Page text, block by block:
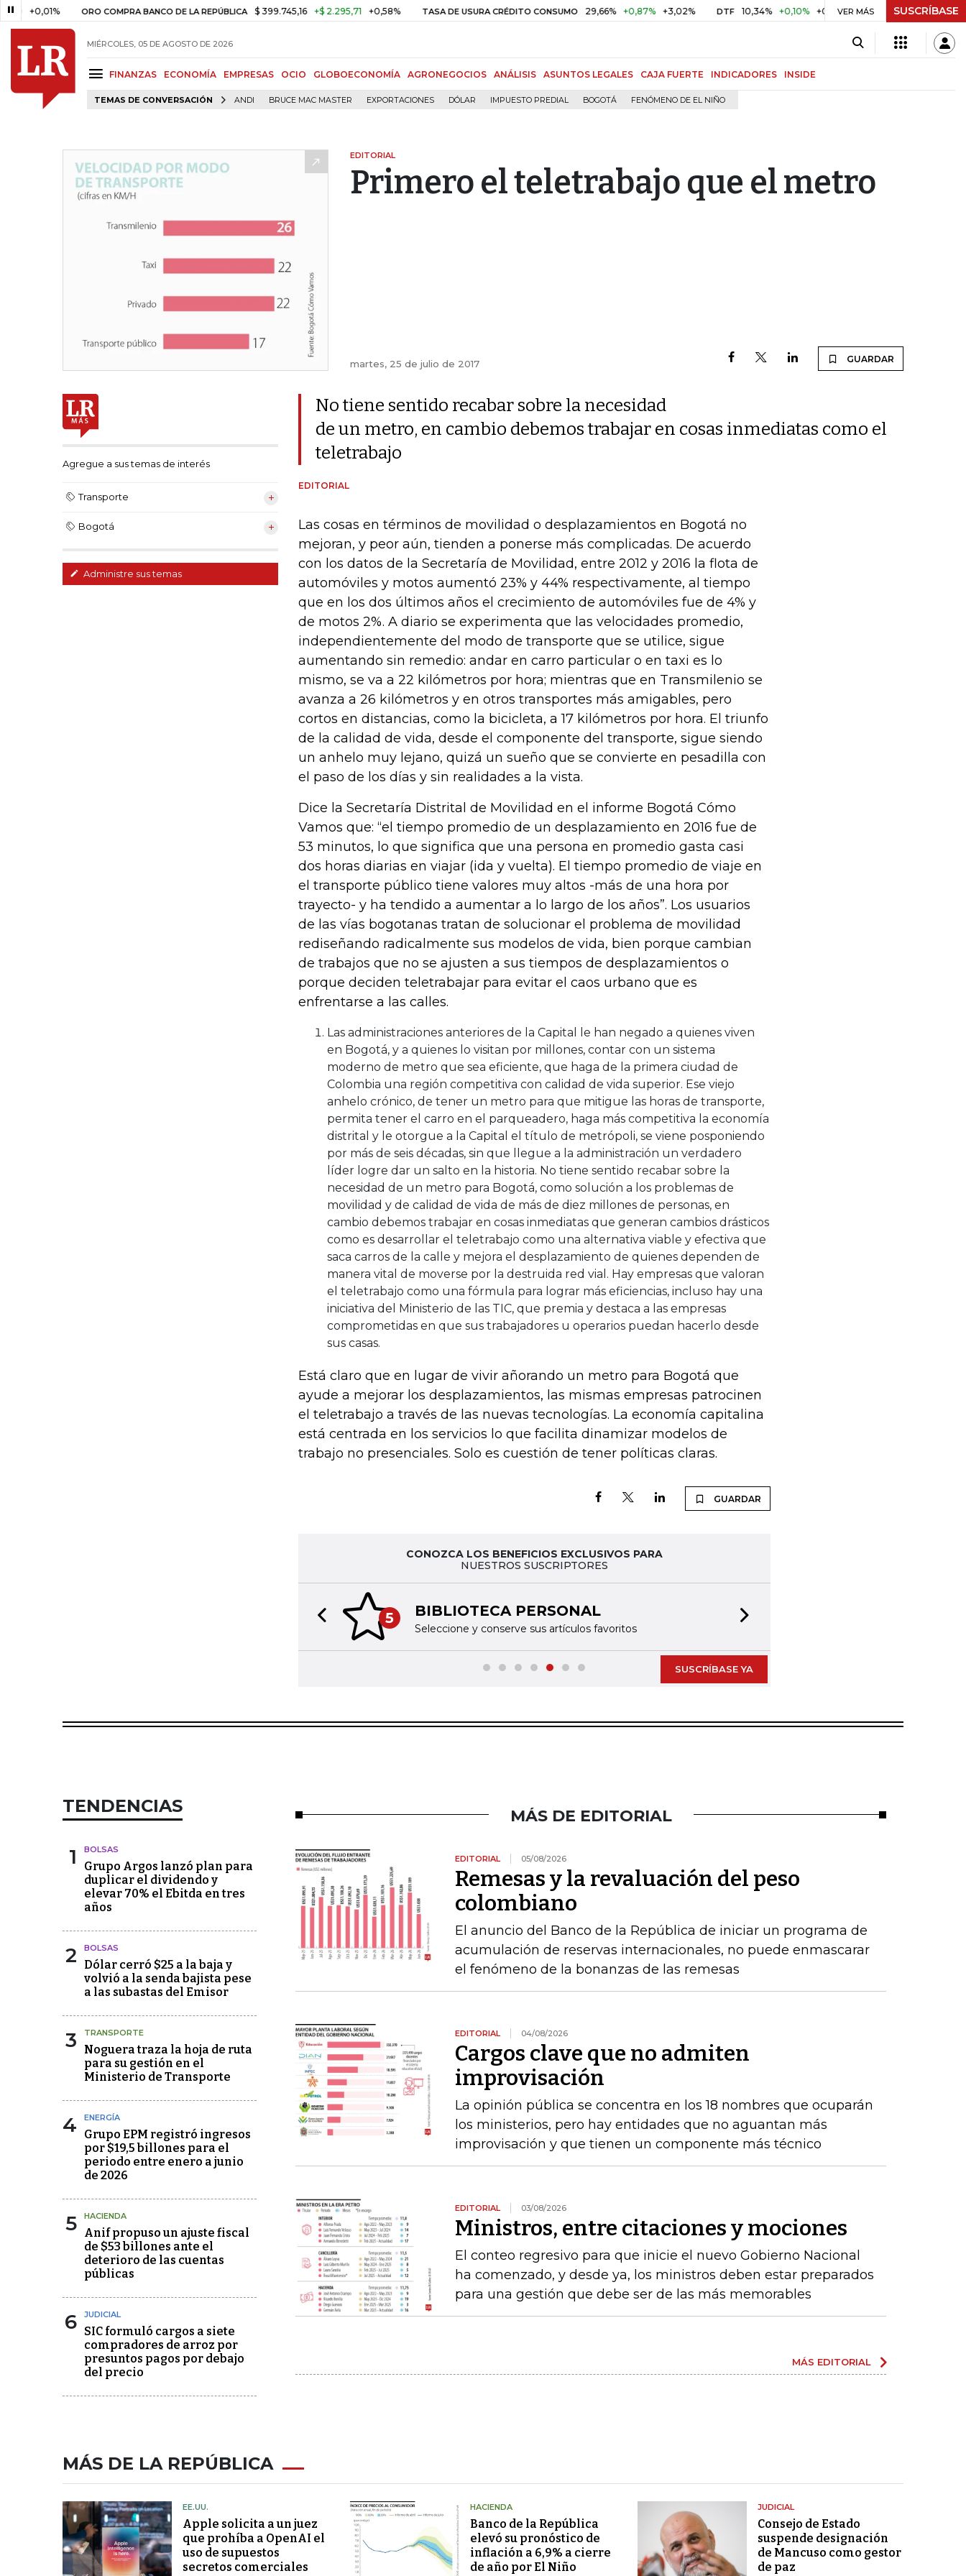
ORO COMPRA BANCO DE LA REPÚBLICA $ 399.745,16 +$ 2.295,71 +0,58% TASA DE USURA CRÉDITO CONSUMO 29,66% +0,87% +3,02% DTF 10,34% +0,10% +0,98% UVR $ 416,81 +$ 0,05
VER MÁS SUSCRÍBASE
MIÉRCOLES, 05 DE AGOSTO DE 2026
FINANZAS ECONOMÍA EMPRESAS OCIO GLOBOECONOMÍA AGRONEGOCIOS ANÁLISIS ASUNTOS LEGALES CAJA FUERTE INDICADORES INSIDE
TEMAS DE CONVERSACIÓN ANDI BRUCE MAC MASTER EXPORTACIONES DÓLAR IMPUESTO PREDIAL BOGOTÁ FENÓMENO DE EL NIÑO
EDITORIAL
Primero el teletrabajo que el metro
martes, 25 de julio de 2017 GUARDAR
Agregue a sus temas de interés
Transporte
Bogotá
Administre sus temas
No tiene sentido recabar sobre la necesidad
de un metro, en cambio debemos trabajar en cosas inmediatas como el
teletrabajo
EDITORIAL
Las cosas en términos de movilidad o desplazamientos en Bogotá no
mejoran, y peor aún, tienden a ponerse más complicadas. De acuerdo
con los datos de la Secretaría de Movilidad, entre 2012 y 2016 la flota de
automóviles y motos aumentó 23% y 44% respectivamente, al tiempo
que en los dos últimos años el crecimiento de automóviles fue de 4% y
de motos 2%. A diario se experimenta que las velocidades promedio,
independientemente del modo de transporte que se utilice, sigue
aumentando sin remedio: andar en carro particular o en taxi es lo
mismo, se va a 22 kilómetros por hora; mientras que en Transmilenio se
avanza a 26 kilómetros y en otros transportes más amigables, pero
cortos en distancias, como la bicicleta, a 17 kilómetros por hora. El triunfo
de la calidad de vida, desde el componente del transporte, sigue siendo
un anhelo muy lejano, quizá un sueño que se convierte en pesadilla con
el paso de los días y sin realidades a la vista.
Dice la Secretaría Distrital de Movilidad en el informe Bogotá Cómo
Vamos que: “el tiempo promedio de un desplazamiento en 2016 fue de
53 minutos, lo que significa que una persona en promedio gasta casi
dos horas diarias en viajar (ida y vuelta). El tiempo promedio de viaje en
el transporte público tiene valores muy altos -más de una hora por
trayecto- y ha tendido a aumentar a lo largo de los años”. Los usuarios
de las vías bogotanas tratan de solucionar el problema de movilidad
rediseñando radicalmente sus modelos de vida, bien porque cambian
de trabajos que no se ajusten a sus tiempos de desplazamientos o
porque deciden teletrabajar para evitar el caos urbano que es
enfrentarse a las calles.
Las administraciones anteriores de la Capital le han negado a quienes viven
en Bogotá, y a quienes lo visitan por millones, contar con un sistema
moderno de metro que sea eficiente, que haga de la primera ciudad de
Colombia una región competitiva con calidad de vida superior. Ese viejo
anhelo crónico, de tener un metro para que mitigue las horas de transporte,
permita tener el carro en el parqueadero, haga más competitiva la economía
distrital y le otorgue a la Capital el título de metrópoli, se viene posponiendo
por más de seis décadas, sin que llegue a la administración un verdadero
líder logre dar un salto en la historia. No tiene sentido recabar sobre la
necesidad de un metro para Bogotá, como solución a los problemas de
movilidad y de calidad de vida de más de diez millones de personas, en
cambio debemos trabajar en cosas inmediatas que generan cambios drásticos
como es desarrollar el teletrabajo como una alternativa viable y efectiva que
saca carros de la calle y mejora el desplazamiento de quienes dependen de
manera vital de moverse por la destruida red vial. Hay empresas que valoran
el teletrabajo como una fórmula para lograr más eficiencias, incluso hay una
iniciativa del Ministerio de las TIC, que premia y destaca a las empresas
comprometidas en que sus trabajadores u operarios puedan hacerlo desde
sus casas.
Está claro que en lugar de vivir añorando un metro para Bogotá que
ayude a mejorar los desplazamientos, las mismas empresas patrocinen
el teletrabajo a través de las nuevas tecnologías. La economía capitalina
está centrada en los servicios lo que facilita dinamizar modelos de
trabajo no presenciales. Solo es cuestión de tener políticas claras.
GUARDAR
CONOZCA LOS BENEFICIOS EXCLUSIVOS PARA
NUESTROS SUSCRIPTORES
5 BIBLIOTECA PERSONAL
Seleccione y conserve sus artículos favoritos
Previous slide
SUSCRÍBASE YA
TENDENCIAS
1 BOLSAS
Grupo Argos lanzó plan para
duplicar el dividendo y
elevar 70% el Ebitda en tres
años
2 BOLSAS
Dólar cerró $25 a la baja y
volvió a la senda bajista pese
a las subastas del Emisor
3 TRANSPORTE
Noguera traza la hoja de ruta
para su gestión en el
Ministerio de Transporte
4 ENERGÍA
Grupo EPM registró ingresos
por $19,5 billones para el
periodo entre enero a junio
de 2026
5 HACIENDA
Anif propuso un ajuste fiscal
de $53 billones ante el
deterioro de las cuentas
públicas
6 JUDICIAL
SIC formuló cargos a siete
compradores de arroz por
presuntos pagos por debajo
del precio
MÁS DE EDITORIAL
EDITORIAL 05/08/2026
Remesas y la revaluación del peso
colombiano
El anuncio del Banco de la República de iniciar un programa de
acumulación de reservas internacionales, no puede enmascarar
el fenómeno de la bonanzas de las remesas
EDITORIAL 04/08/2026
Cargos clave que no admiten
improvisación
La opinión pública se concentra en los 18 nombres que ocuparán
los ministerios, pero hay entidades que no aguantan más
improvisación y que tienen un componente más técnico
EDITORIAL 03/08/2026
Ministros, entre citaciones y mociones
El conteo regresivo para que inicie el nuevo Gobierno Nacional
ha comenzado, y desde ya, los ministros deben estar preparados
para una gestión que debe ser de las más memorables
MÁS EDITORIAL
MÁS DE LA REPÚBLICA
EE.UU.
Apple solicita a un juez
que prohíba a OpenAI el
uso de supuestos
secretos comerciales
HACIENDA
Banco de la República
elevó su pronóstico de
inflación a 6,9% a cierre
de año por El Niño
JUDICIAL
Consejo de Estado
suspende designación
de Mancuso como gestor
de paz